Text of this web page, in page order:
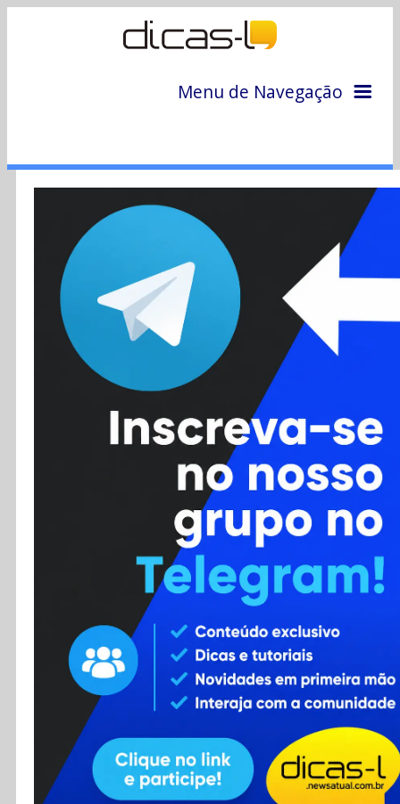
Menu de Navegação
Colunas
Colaboradores
Cursos
Enviar Dica
Contato
RSS